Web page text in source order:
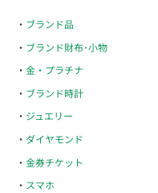
ブランド品
ブランド財布･小物
金・プラチナ
ブランド時計
ジュエリー
ダイヤモンド
金券チケット
スマホ